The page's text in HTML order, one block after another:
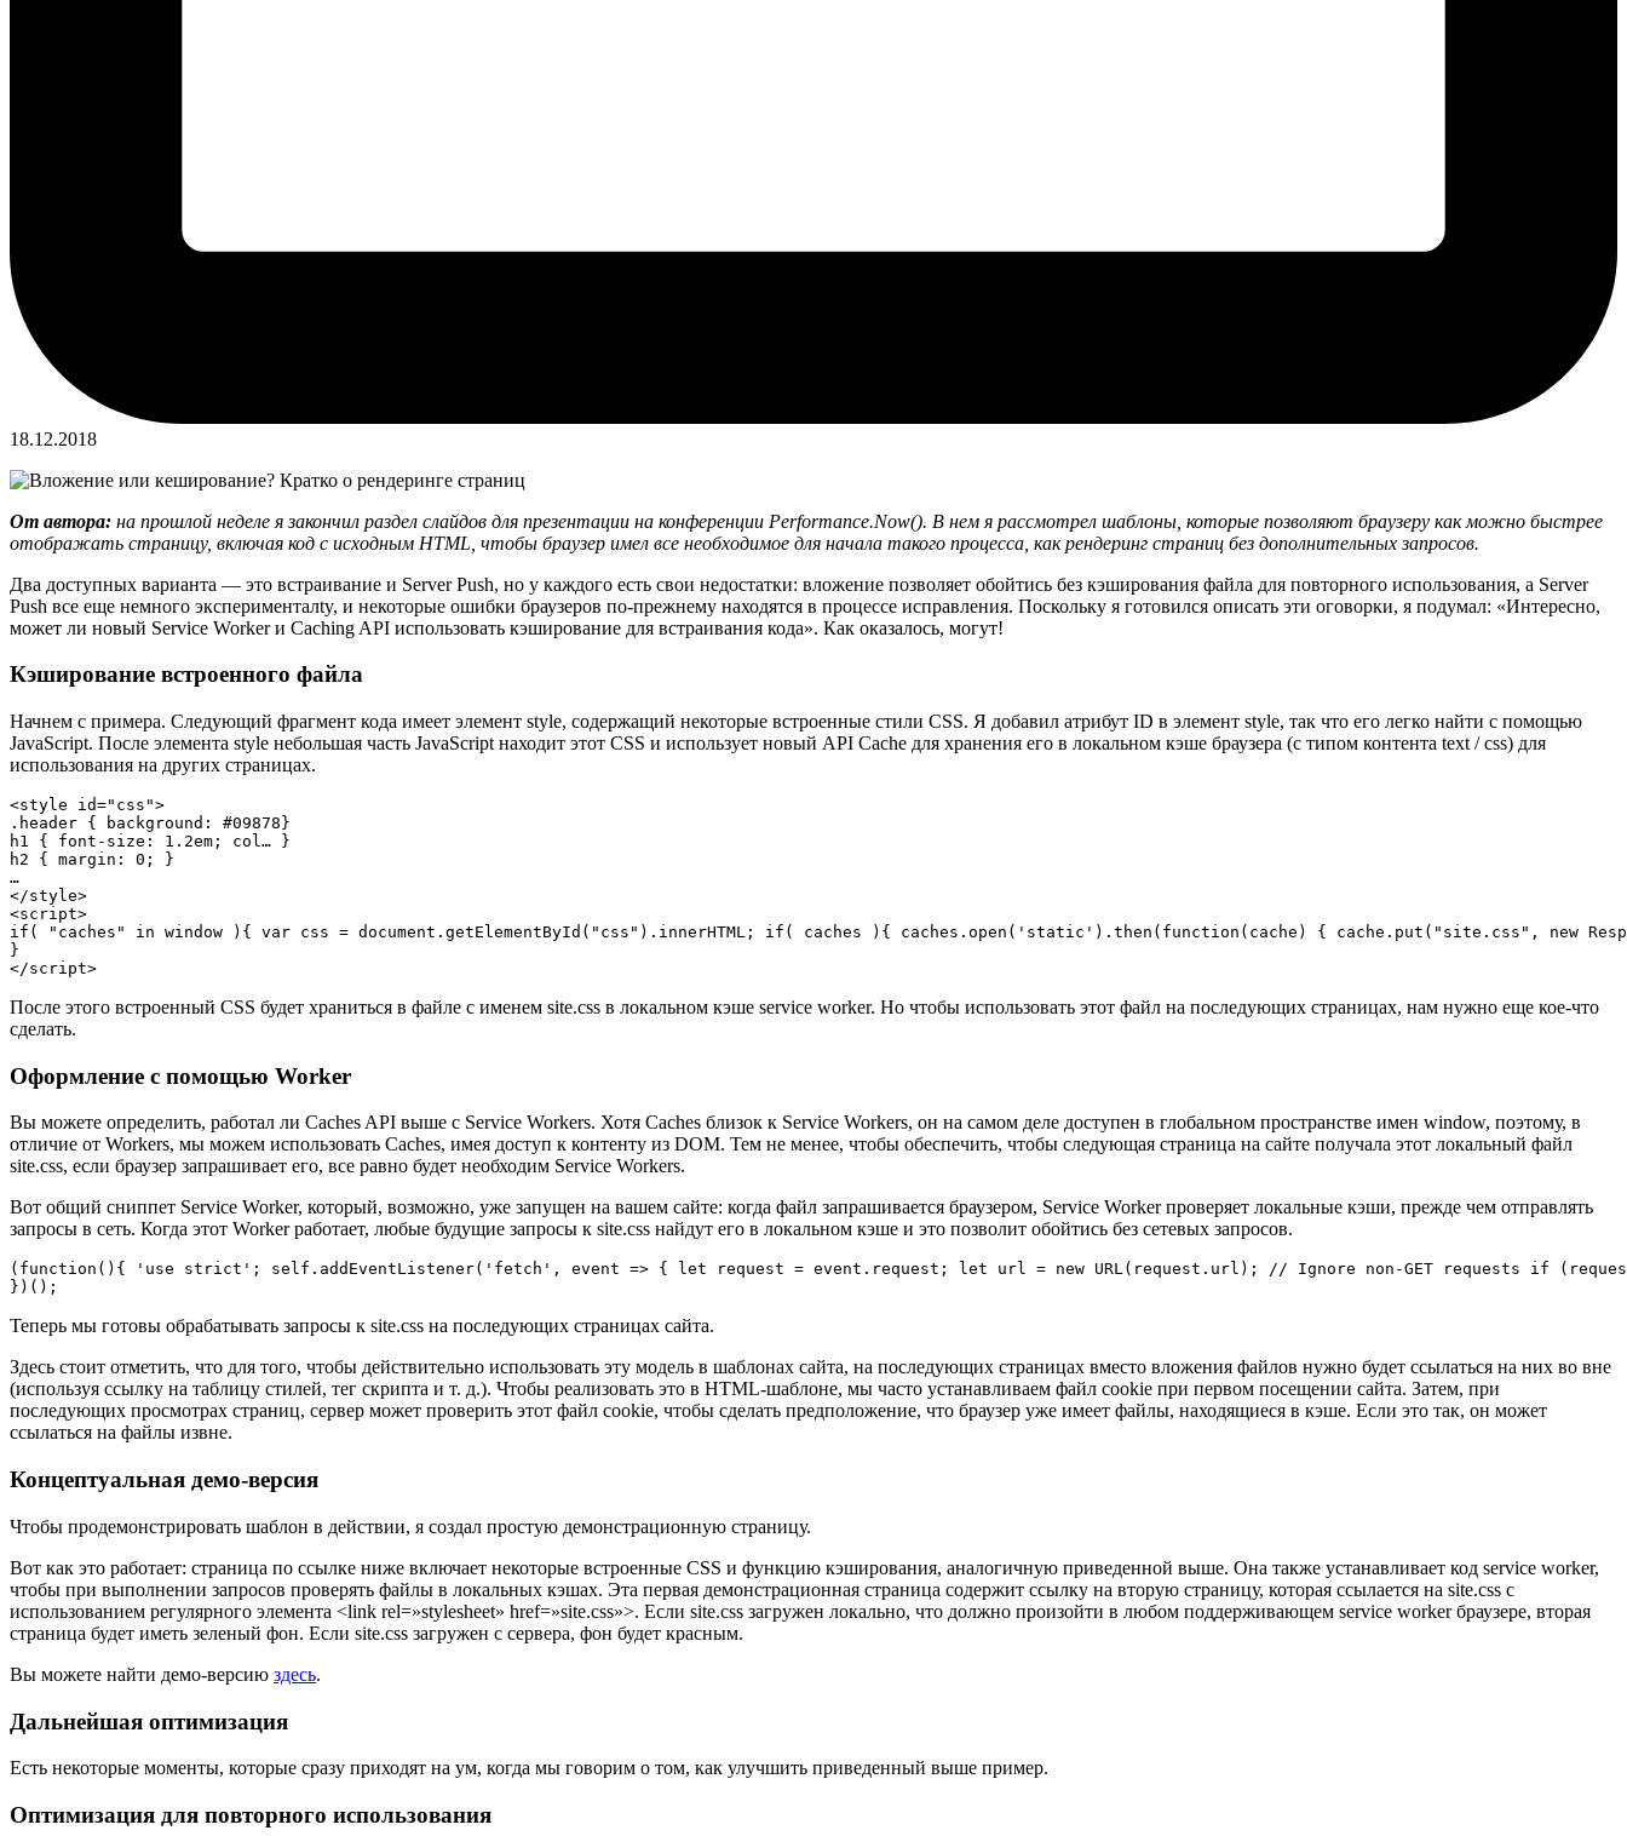
18.12.2018
От автора: на прошлой неделе я закончил раздел слайдов для презентации на конференции Performance.Now(). В нем я рассмотрел шаблоны, которые позволяют браузеру как можно быстрее
отображать страницу, включая код с исходным HTML, чтобы браузер имел все необходимое для начала такого процесса, как рендеринг страниц без дополнительных запросов.
Два доступных варианта — это встраивание и Server Push, но у каждого есть свои недостатки: вложение позволяет обойтись без кэширования файла для повторного использования, а Server
Push все еще немного эксперименталty, и некоторые ошибки браузеров по-прежнему находятся в процессе исправления. Поскольку я готовился описать эти оговорки, я подумал: «Интересно,
может ли новый Service Worker и Caching API использовать кэширование для встраивания кода». Как оказалось, могут!
Кэширование встроенного файла
Начнем с примера. Следующий фрагмент кода имеет элемент style, содержащий некоторые встроенные стили CSS. Я добавил атрибут ID в элемент style, так что его легко найти с помощью
JavaScript. После элемента style небольшая часть JavaScript находит этот CSS и использует новый API Cache для хранения его в локальном кэше браузера (с типом контента text / css) для
использования на других страницах.
<style id="css">
.header { background: #09878}
h1 { font-size: 1.2em; col… }
h2 { margin: 0; }
…
</style>
<script>
if( "caches" in window ){ var css = document.getElementById("css").innerHTML; if( caches ){ caches.open('static').then(function(cache) { cache.put("site.css", new
}
</script>
После этого встроенный CSS будет храниться в файле с именем site.css в локальном кэше service worker. Но чтобы использовать этот файл на последующих страницах, нам нужно еще кое-что
сделать.
Оформление с помощью Worker
Вы можете определить, работал ли Caches API выше с Service Workers. Хотя Caches близок к Service Workers, он на самом деле доступен в глобальном пространстве имен window, поэтому, в
отличие от Workers, мы можем использовать Caches, имея доступ к контенту из DOM. Тем не менее, чтобы обеспечить, чтобы следующая страница на сайте получала этот локальный файл
site.css, если браузер запрашивает его, все равно будет необходим Service Workers.
Вот общий сниппет Service Worker, который, возможно, уже запущен на вашем сайте: когда файл запрашивается браузером, Service Worker проверяет локальные кэши, прежде чем отправлять
запросы в сеть. Когда этот Worker работает, любые будущие запросы к site.css найдут его в локальном кэше и это позволит обойтись без сетевых запросов.
(function(){ 'use strict'; self.addEventListener('fetch', event => { let request = event.request; let url = new URL(request.url); // Ignore non-GET requests if
})();
Теперь мы готовы обрабатывать запросы к site.css на последующих страницах сайта.
Здесь стоит отметить, что для того, чтобы действительно использовать эту модель в шаблонах сайта, на последующих страницах вместо вложения файлов нужно будет ссылаться на них во вне
(используя ссылку на таблицу стилей, тег скрипта и т. д.). Чтобы реализовать это в HTML-шаблоне, мы часто устанавливаем файл cookie при первом посещении сайта. Затем, при
последующих просмотрах страниц, сервер может проверить этот файл cookie, чтобы сделать предположение, что браузер уже имеет файлы, находящиеся в кэше. Если это так, он может
ссылаться на файлы извне.
Концептуальная демо-версия
Чтобы продемонстрировать шаблон в действии, я создал простую демонстрационную страницу.
Вот как это работает: страница по ссылке ниже включает некоторые встроенные CSS и функцию кэширования, аналогичную приведенной выше. Она также устанавливает код service worker,
чтобы при выполнении запросов проверять файлы в локальных кэшах. Эта первая демонстрационная страница содержит ссылку на вторую страницу, которая ссылается на site.css с
использованием регулярного элемента <link rel=»stylesheet» href=»site.css»>. Если site.css загружен локально, что должно произойти в любом поддерживающем service worker браузере, вторая
страница будет иметь зеленый фон. Если site.css загружен с сервера, фон будет красным.
Вы можете найти демо-версию здесь.
Дальнейшая оптимизация
Есть некоторые моменты, которые сразу приходят на ум, когда мы говорим о том, как улучшить приведенный выше пример.
Оптимизация для повторного использования